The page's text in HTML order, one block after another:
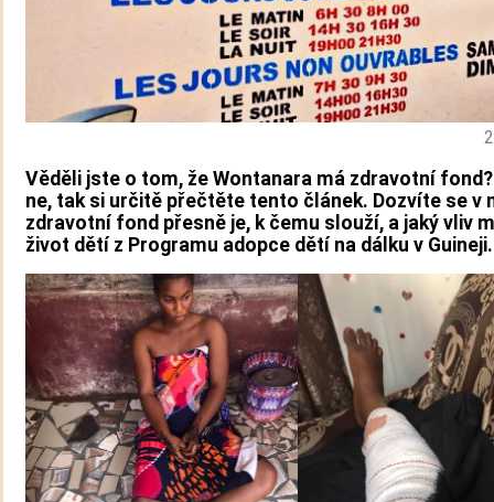
Věděli jste o tom, že Wontanara má zdravotní
ne, tak si určitě přečtěte tento článek. Dozvíte se v
zdravotní fond přesně je, k čemu slouží, a jaký vliv
život dětí z Programu adopce dětí na dálku v Guineji.